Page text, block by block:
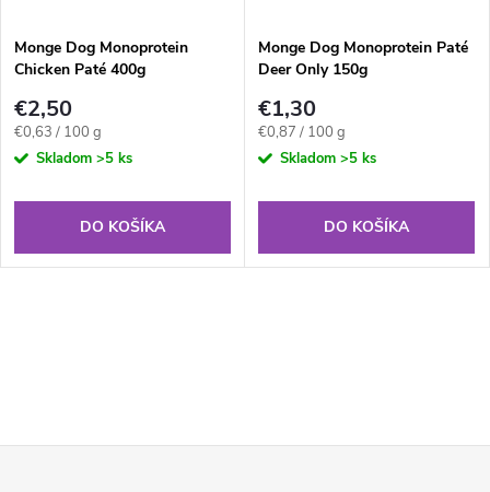
Monge Dog Monoprotein
Chicken Paté 400g
€2,50
Jednotková
cena:
€0,63 / 100 g
Skladom >5 ks
DO KOŠÍKA
Monge Dog Monoprotein Paté
Deer Only 150g
€1,30
Jednotková
cena:
€0,87 / 100 g
Skladom >5 ks
DO KOŠÍKA